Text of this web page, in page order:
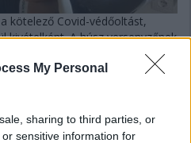
My Personal
sharing to third parties, or
sensitive information for
kötelező Covid-védőoltást,
kivételként. A húsz versenyzőnek
szerint már mind felvették